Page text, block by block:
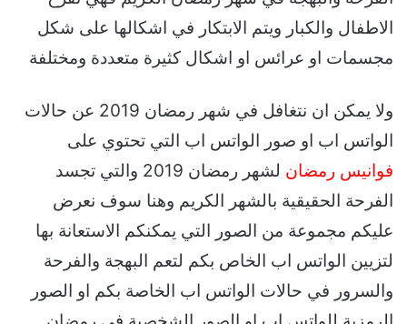
الاطفال والكبار ويتم الابتكار في اشكالها على شكل
مجسمات او عرائس او اشكال كثيرة متعددة ومختلفة
ولا يمكن ان نتغافل في شهر رمضان 2019 عن حالات
الواتس اب او صور الواتس اب التي تحتوي على
فوانيس رمضان
لشهر رمضان 2019 والتي تجسد
الفرحة الحقيقية بالشهر الكريم وهنا سوف نعرض
عليكم مجموعة من الصور التي يمكنكم الاستعانة بها
لتزيين الواتس اب الخاص بكم لتعم البهجة والفرحة
والسرور في حالات الواتس اب الخاصة بكم او الصور